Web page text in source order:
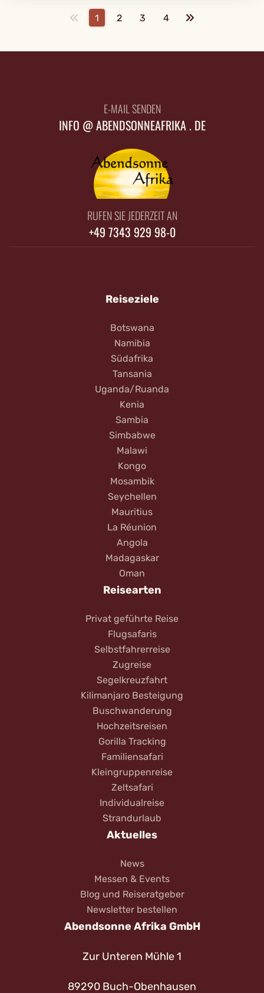
1 2 3 4
E-MAIL SENDEN
INFO @ ABENDSONNEAFRIKA . DE
RUFEN SIE JEDERZEIT AN
+49 7343 929 98-0
Reiseziele
Botswana
Namibia
Südafrika
Tansania
Uganda/Ruanda
Kenia
Sambia
Simbabwe
Malawi
Kongo
Mosambik
Seychellen
Mauritius
La Réunion
Angola
Madagaskar
Oman
Reisearten
Privat geführte Reise
Flugsafaris
Selbstfahrerreise
Zugreise
Segelkreuzfahrt
Kilimanjaro Besteigung
Buschwanderung
Hochzeitsreisen
Gorilla Tracking
Familiensafari
Kleingruppenreise
Zeltsafari
Individualreise
Strandurlaub
Aktuelles
News
Messen & Events
Blog und Reiseratgeber
Newsletter bestellen
Abendsonne Afrika GmbH
Zur Unteren Mühle 1
89290 Buch-Obenhausen